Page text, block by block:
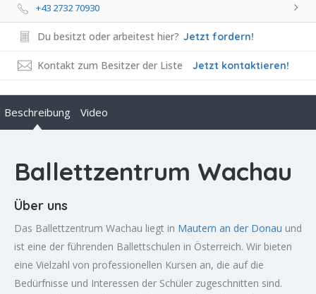
+43 2732 70930
Du besitzt oder arbeitest hier? Jetzt fordern!
Kontakt zum Besitzer der Liste Jetzt kontaktieren!
Beschreibung Video
Ballettzentrum Wachau
Über uns
Das Ballettzentrum Wachau liegt in Mautern an der Donau und
ist eine der führenden Ballettschulen in Österreich. Wir bieten
eine Vielzahl von professionellen Kursen an, die auf die
Bedürfnisse und Interessen der Schüler zugeschnitten sind.